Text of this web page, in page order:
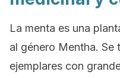
La menta es una
al género Mentha. Se
ejemplares con